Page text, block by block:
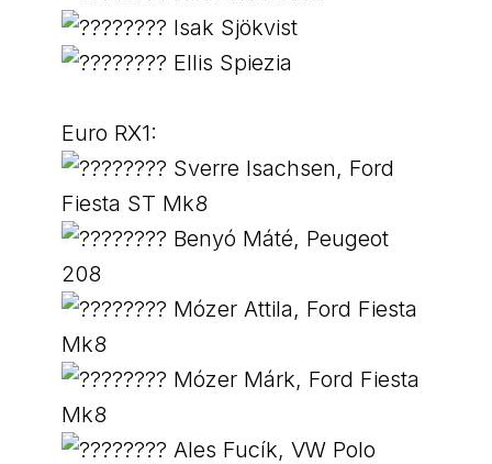
Isak Sjökvist
Ellis Spiezia
Euro RX1:
Sverre Isachsen, Ford
Fiesta ST Mk8
Benyó Máté, Peugeot
208
Mózer Attila, Ford Fiesta
Mk8
Mózer Márk, Ford Fiesta
Mk8
Ales Fucík, VW Polo